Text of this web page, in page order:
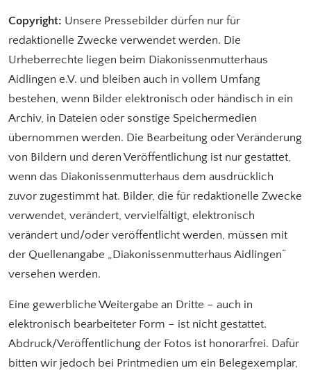
Copyright: Unsere Pressebilder dürfen nur für
redaktionelle Zwecke verwendet werden. Die
Urheberrechte liegen beim Diakonissenmutterhaus
Aidlingen e.V. und bleiben auch in vollem Umfang
bestehen, wenn Bilder elektronisch oder händisch in ein
Archiv, in Dateien oder sonstige Speichermedien
übernommen werden. Die Bearbeitung oder Veränderung
von Bildern und deren Veröffentlichung ist nur gestattet,
wenn das Diakonissenmutterhaus dem ausdrücklich
zuvor zugestimmt hat. Bilder, die für redaktionelle Zwecke
verwendet, verändert, vervielfältigt, elektronisch
verändert und/oder veröffentlicht werden, müssen mit
der Quellenangabe „Diakonissenmutterhaus Aidlingen“
versehen werden.
Eine gewerbliche Weitergabe an Dritte – auch in
elektronisch bearbeiteter Form – ist nicht gestattet.
Abdruck/Veröffentlichung der Fotos ist honorarfrei. Dafür
bitten wir jedoch bei Printmedien um ein Belegexemplar,